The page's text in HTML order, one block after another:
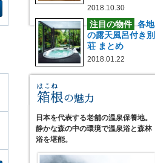
2018.10.30
注目の物件 各地
の露天風呂付き別
荘 まとめ
2018.01.22
日本を代表する老舗の温泉保養地。
静かな森の中の環境で温泉浴と森林
浴を堪能。